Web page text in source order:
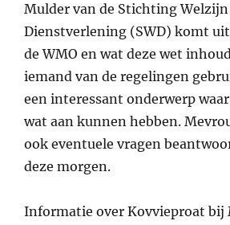
Mulder van de Stichting
Dienstverlening (SWD) komt
de WMO en wat deze wet
iemand van de regelingen
een interessant onderwerp
wat aan kunnen hebben.
ook eventuele vragen
deze morgen.
Informatie over Kovvieproat bij